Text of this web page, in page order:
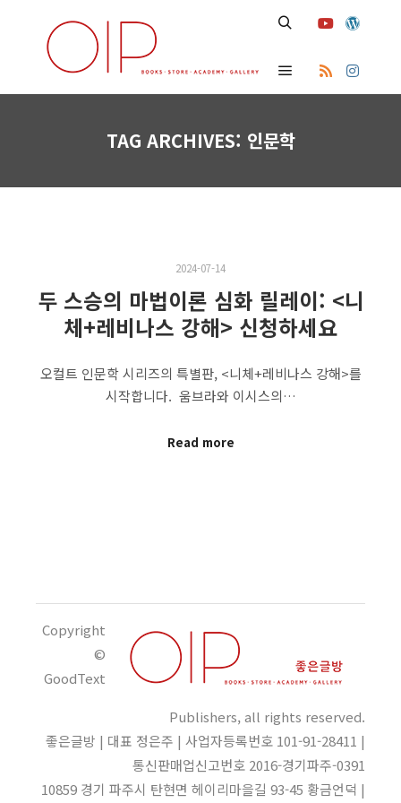
Main menu
TAG ARCHIVES: 인문학
2024-07-14
두 스승의 마법이론 심화 릴레이: <니
체+레비나스 강해> 신청하세요
오컬트 인문학 시리즈의 특별판, <니체+레비나스 강해>를
시작합니다. ​ 움브라와 이시스의…
Read more
Copyright
©
GoodText
Publishers, all rights reserved.
좋은글방 | 대표 정은주 | 사업자등록번호 101-91-28411 |
통신판매업신고번호 2016-경기파주-0391
10859 경기 파주시 탄현면 헤이리마을길 93-45 황금언덕 |